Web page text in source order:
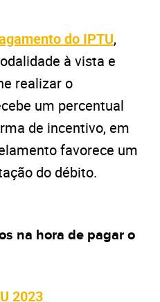
do IPTU,
à vista e
realizar o
um percentual
de incentivo, em
favorece um
do débito.
na hora de pagar o
2023